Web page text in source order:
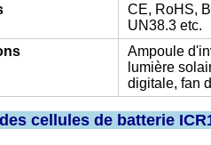
CE, RoHS,
UN38.3 etc.
Ampoule
lumière
digitale, fan
cellules de batterie